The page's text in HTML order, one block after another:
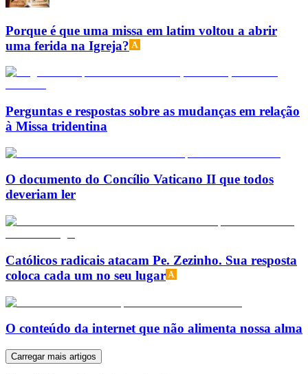
Porque é que uma missa em latim voltou a abrir
uma ferida na Igreja?
Perguntas e respostas sobre as mudanças em relação
à Missa tridentina
O documento do Concílio Vaticano II que todos
deveriam ler
Católicos radicais atacam Pe. Zezinho. Sua resposta
coloca cada um no seu lugar
O conteúdo da internet que não alimenta nossa alma
Carregar mais artigos